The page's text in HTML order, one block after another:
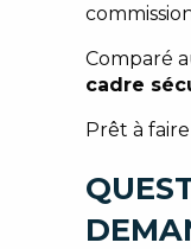
Comparé
cadre
Prêt à